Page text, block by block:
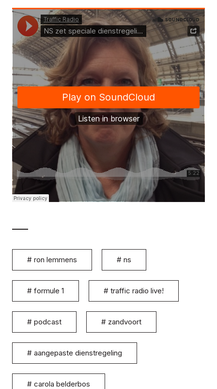
# ron lemmens # ns
# formule 1 # traffic radio live!
# podcast # zandvoort
# aangepaste dienstregeling
# carola belderbos